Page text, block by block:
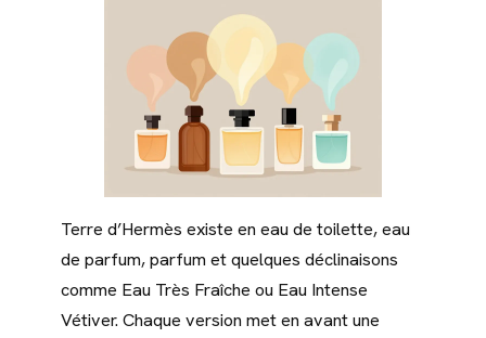
Terre d’Hermès existe en eau de toilette, eau
de parfum, parfum et quelques déclinaisons
comme Eau Très Fraîche ou Eau Intense
Vétiver. Chaque version met en avant une